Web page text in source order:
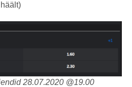
28.07.2020 @19.00